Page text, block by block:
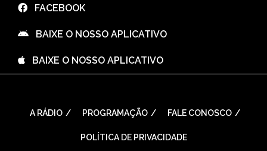
⠀FACEBOOK
⠀BAIXE O NOSSO APLICATIVO
⠀BAIXE O NOSSO APLICATIVO
A RÁDIO PROGRAMAÇÃO FALE CONOSCO
POLÍTICA DE PRIVACIDADE